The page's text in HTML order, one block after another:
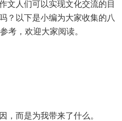
文人们可以实现文化交流的目
？以下是小编为大家收集的八
考，欢迎大家阅读。
，而是为我带来了什么。